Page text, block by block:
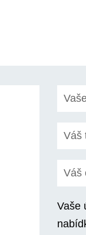
Vaše